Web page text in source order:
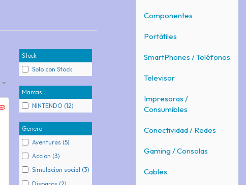
Componentes
Portátiles
SmartPhones / Teléfonos
Televisor
Impresoras /
Consumibles
Conectividad / Redes
Gaming / Consolas
Cables
Stock
Solo con Stock
Marcas
NINTENDO (12)
Genero
Aventuras (5)
Accion (3)
Simulacion social (3)